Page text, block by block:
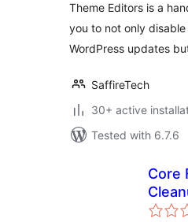
Theme Editors is a
you to not only
WordPress updates
SaffireTech
30+ active
Tested with 6.7.6
Core